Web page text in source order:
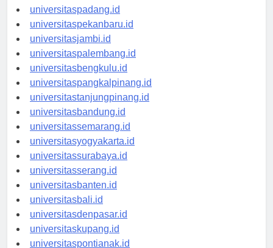
universitasmedan.id
universitaspadang.id
universitaspekanbaru.id
universitasjambi.id
universitaspalembang.id
universitasbengkulu.id
universitaspangkalpinang.id
universitastanjungpinang.id
universitasbandung.id
universitassemarang.id
universitasyogyakarta.id
universitassurabaya.id
universitasserang.id
universitasbanten.id
universitasbali.id
universitasdenpasar.id
universitaskupang.id